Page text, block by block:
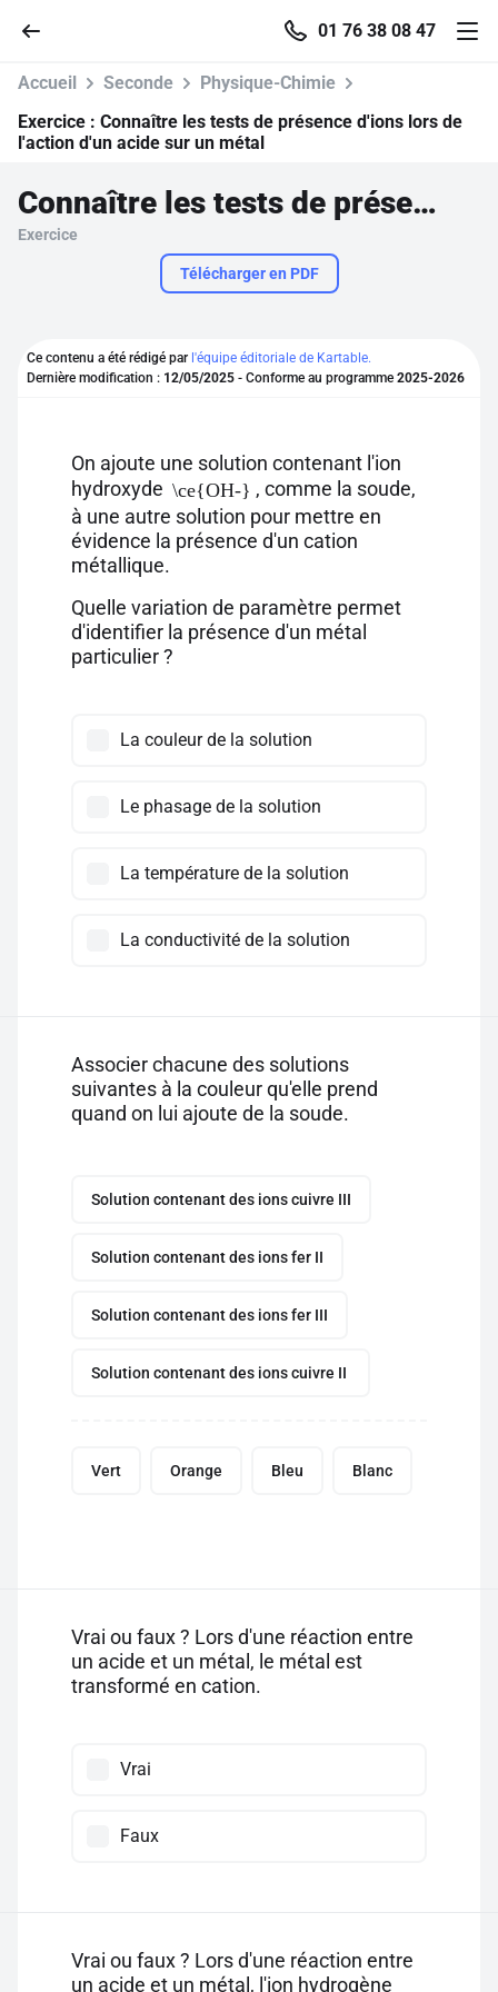
01 76 38 08 47
Parcourir
Se connecter
Pour profiter de 10 contenus offerts.
Accueil Seconde
Physique-Chimie
Exercice : Connaître les tests de présence d'ions lors de
l'action d'un acide sur un métal
Connaître les tests de présence d'ions lors de l'action d'un acide sur un métal
Exercice
Télécharger en PDF
Ce contenu a été rédigé par l'équipe éditoriale de Kartable.
Dernière modification : 12/05/2025 - Conforme au programme 2025-2026
On ajoute une solution contenant l'ion
hydroxyde \ce{OH-} , comme la soude,
à une autre solution pour mettre en
évidence la présence d'un cation
métallique.
Quelle variation de paramètre permet
d'identifier la présence d'un métal
particulier ?
La couleur de la solution
Le phasage de la solution
La température de la solution
La conductivité de la solution
Associer chacune des solutions
suivantes à la couleur qu'elle prend
quand on lui ajoute de la soude.
Solution contenant des ions cuivre III
Solution contenant des ions fer II
Solution contenant des ions fer III
Solution contenant des ions cuivre II
Vert Orange Bleu Blanc
Vrai ou faux ? Lors d'une réaction entre
un acide et un métal, le métal est
transformé en cation.
Vrai
Faux
Vrai ou faux ? Lors d'une réaction entre
un acide et un métal, l'ion hydrogène